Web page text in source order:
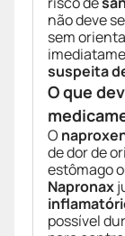
não deve
sem
suspeita
O que
O
de dor de
estômago
Napronax
possível